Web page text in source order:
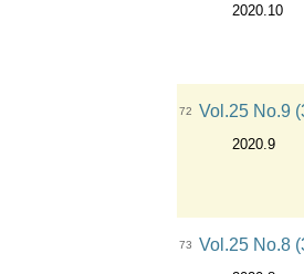
2020.10
72 Vol.25 No.9
2020.9
73 Vol.25 No.8